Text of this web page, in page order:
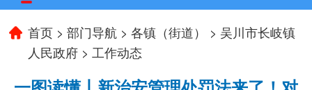
首页 >部门导航 >各镇（街道） > 吴川市长岐镇
人民政府 > 工作动态